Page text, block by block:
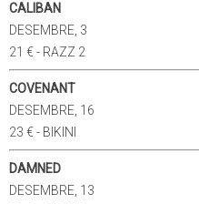
CALIBAN
DESEMBRE, 3
21 € - RAZZ 2
COVENANT
DESEMBRE, 16
23 € - BIKINI
DAMNED
DESEMBRE, 13